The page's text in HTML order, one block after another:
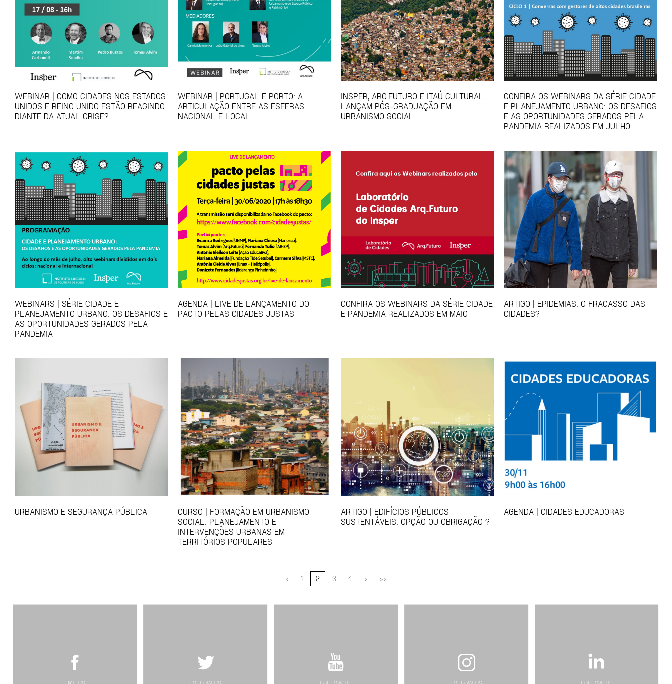
WEBINAR | COMO CIDADES NOS ESTADOS
UNIDOS E REINO UNIDO ESTÃO REAGINDO
DIANTE DA ATUAL CRISE?
WEBINAR | PORTUGAL E PORTO: A
ARTICULAÇÃO ENTRE AS ESFERAS
NACIONAL E LOCAL
INSPER, ARQ.FUTURO E ITAÚ CULTURAL
LANÇAM PÓS-GRADUAÇÃO EM
URBANISMO SOCIAL
CONFIRA OS WEBINARS DA SÉRIE CIDADE
E PLANEJAMENTO URBANO: OS DESAFIOS
E AS OPORTUNIDADES GERADOS PELA
PANDEMIA REALIZADOS EM JULHO
WEBINARS | SÉRIE CIDADE E
PLANEJAMENTO URBANO: OS DESAFIOS E
AS OPORTUNIDADES GERADOS PELA
PANDEMIA
AGENDA | LIVE DE LANÇAMENTO DO
PACTO PELAS CIDADES JUSTAS
CONFIRA OS WEBINARS DA SÉRIE CIDADE
E PANDEMIA REALIZADOS EM MAIO
ARTIGO | EPIDEMIAS: O FRACASSO DAS
CIDADES?
URBANISMO E SEGURANÇA PÚBLICA
CURSO | FORMAÇÃO EM URBANISMO
SOCIAL: PLANEJAMENTO E
INTERVENÇÕES URBANAS EM
TERRITÓRIOS POPULARES
ARTIGO | EDIFÍCIOS PÚBLICOS
SUSTENTÁVEIS: OPÇÃO OU OBRIGAÇÃO ?
AGENDA | CIDADES EDUCADORAS
< 1 2 3 4 > >>